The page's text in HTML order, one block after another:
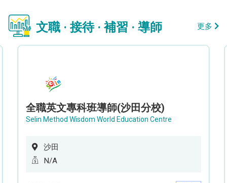
文職 · 接待 · 補習 · 導師 更多
全職英文專科班導師(沙田分校)
Selin Method Wisdom World Education Centre
沙田
N/A